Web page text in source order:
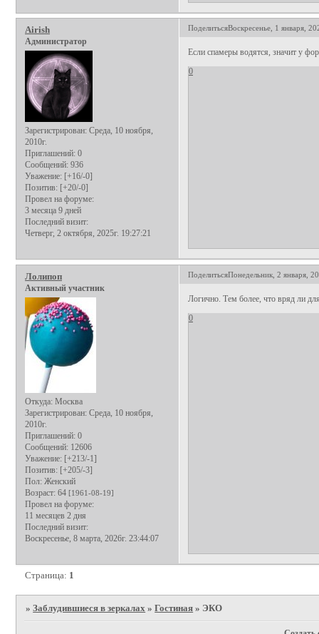
ПоделитьсяВоскресенье, 1 января,
Airish
Администратор
Зарегистрирован: Среда, 10 ноября,
2010г.
Приглашений: 0
Сообщений: 936
Уважение: [+16/-0]
Позитив: [+20/-0]
Провел на форуме:
3 месяца 9 дней
Последний визит:
Четверг, 2 октября, 2025г. 19:27:21
Если спамеры водятся, значит у
0
ПоделитьсяПонедельник, 2 января,
Лолипоп
Активный участник
Откуда: Москва
Зарегистрирован: Среда, 10 ноября,
2010г.
Приглашений: 0
Сообщений: 12606
Уважение: [+213/-1]
Позитив: [+205/-3]
Пол: Женский
Возраст: 64 [1961-08-19]
Провел на форуме:
11 месяцев 2 дня
Последний визит:
Воскресенье, 8 марта, 2026г. 23:44:07
Логично. Тем более, что вряд ли
0
Страница: 1
»Заблудившиеся в зеркалах »Гостиная » ЭКО